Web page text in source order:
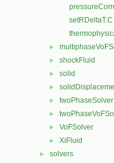
setRDeltaT.C
►
► shockFluid
► solid
►
► twoPhaseSolver
►
► VoFSolver
► XiFluid
► solvers